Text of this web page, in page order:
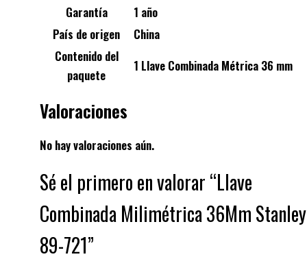
Garantía
1 año
País de origen
China
Contenido del
paquete
1 Llave Combinada Métrica 36 mm
Valoraciones
No hay valoraciones aún.
Sé el primero en valorar “Llave
Combinada Milimétrica 36Mm Stanley
89-721”